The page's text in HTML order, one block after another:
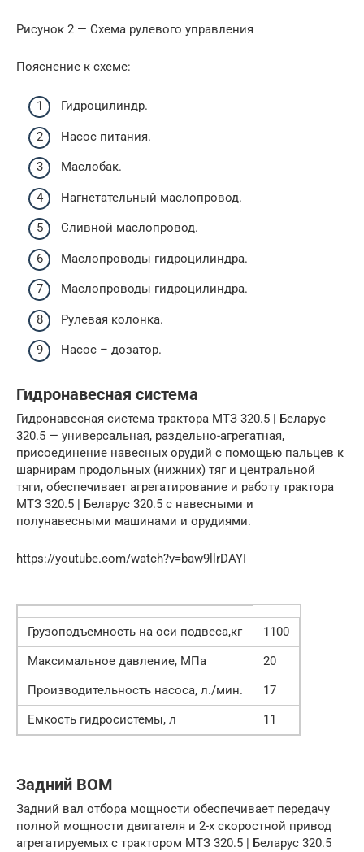
Рисунок 2 — Схема рулевого управления
Пояснение к схеме:
Гидроцилиндр.
Насос питания.
Маслобак.
Нагнетательный маслопровод.
Сливной маслопровод.
Маслопроводы гидроцилиндра.
Маслопроводы гидроцилиндра.
Рулевая колонка.
Насос – дозатор.
Гидронавесная система
Гидронавесная система трактора МТЗ 320.5 | Беларус
320.5 — универсальная, раздельно-агрегатная,
присоединение навесных орудий с помощью пальцев к
шарнирам продольных (нижних) тяг и центральной
тяги, обеспечивает агрегатирование и работу трактора
МТЗ 320.5 | Беларус 320.5 с навесными и
полунавесными машинами и орудиями.
https://youtube.com/watch?v=baw9llrDAYI
Грузоподъемность на оси подвеса,кг
1100
Максимальное давление, МПа
20
Производительность насоса, л./мин.
17
Емкость гидросистемы, л
11
Задний ВОМ
Задний вал отбора мощности обеспечивает передачу
полной мощности двигателя и 2-х скоростной привод
агрегатируемых с трактором МТЗ 320.5 | Беларус 320.5